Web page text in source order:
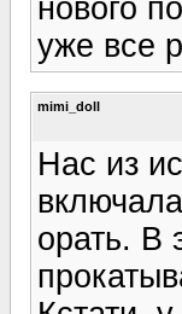
нового
уже все
mimi_doll
Нас из
орать. В